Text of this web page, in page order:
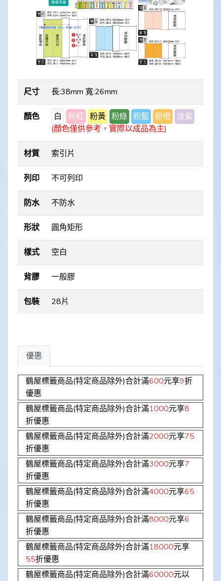
尺寸 長:38mm 寬:26mm
顏色 白 粉紅 粉黃 粉綠 粉藍 粉橙 淡紫
(顏色僅供參考，實際以成品為主)
材質 索引片
列印 不可列印
防水 不防水
形狀 圓角矩形
樣式 空白
背膠 一般膠
包裝 28片
優惠
鶴屋標籤商品(特定商品除外)合計滿600元享9折
優惠
鶴屋標籤商品(特定商品除外)合計滿1000元享8
折優惠
鶴屋標籤商品(特定商品除外)合計滿2000元享75
折優惠
鶴屋標籤商品(特定商品除外)合計滿3000元享7
折優惠
鶴屋標籤商品(特定商品除外)合計滿4000元享65
折優惠
鶴屋標籤商品(特定商品除外)合計滿8000元享6
折優惠
鶴屋標籤商品(特定商品除外)合計滿18000元享
55折優惠
鶴屋標籤商品(特定商品除外)合計滿60000元以